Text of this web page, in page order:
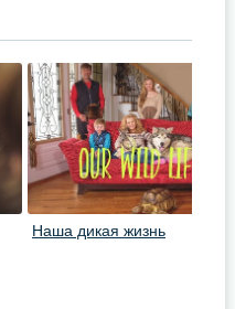
Наша дикая жизнь